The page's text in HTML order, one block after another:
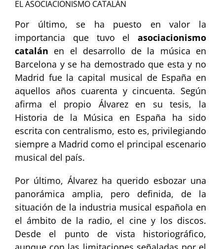
EL ASOCIACIONISMO CATALÁN
Por último, se ha puesto en valor la
importancia que tuvo el asociacionismo
catalán en el desarrollo de la música en
Barcelona y se ha demostrado que esta y no
Madrid fue la capital musical de España en
aquellos años cuarenta y cincuenta. Según
afirma el propio Álvarez en su tesis, la
Historia de la Música en España ha sido
escrita con centralismo, esto es, privilegiando
siempre a Madrid como el principal escenario
musical del país.
Por último, Álvarez ha querido esbozar una
panorámica amplia, pero definida, de la
situación de la industria musical española en
el ámbito de la radio, el cine y los discos.
Desde el punto de vista historiográfico,